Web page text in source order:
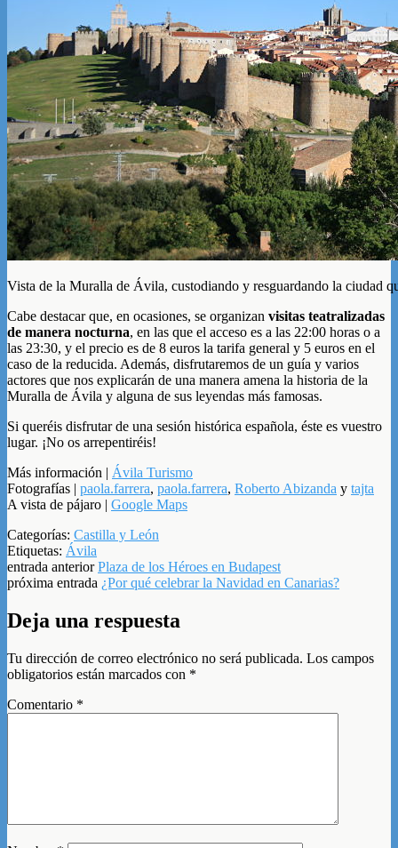
Vista de la Muralla de Ávila, custodiando y resguardando la ciudad
Cabe destacar que, en ocasiones, se organizan visitas teatralizadas
de manera nocturna, en las que el acceso es a las 22:00 horas o a
las 23:30, y el precio es de 8 euros la tarifa general y 5 euros en el
caso de la reducida. Además, disfrutaremos de un guía y varios
actores que nos explicarán de una manera amena la historia de la
Muralla de Ávila y alguna de sus leyendas más famosas.
Si queréis disfrutar de una sesión histórica española, éste es vuestro
lugar. ¡No os arrepentiréis!
Más información | Ávila Turismo
Fotografías | paola.farrera, paola.farrera, Roberto Abizanda y tajta
A vista de pájaro | Google Maps
Categorías: Castilla y León
Etiquetas: Ávila
entrada anteriorPlaza de los Héroes en Budapest
próxima entrada ¿Por qué celebrar la Navidad en Canarias?
Deja una respuesta
Tu dirección de correo electrónico no será publicada. Los campos
obligatorios están marcados con *
Comentario *